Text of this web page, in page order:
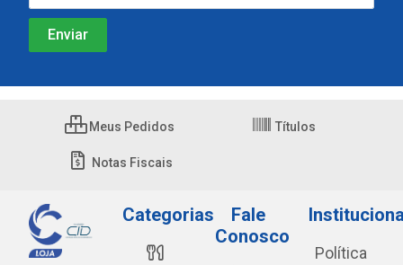
Meus Pedidos Títulos
Notas Fiscais
Categorias
Fale
Conosco
Política